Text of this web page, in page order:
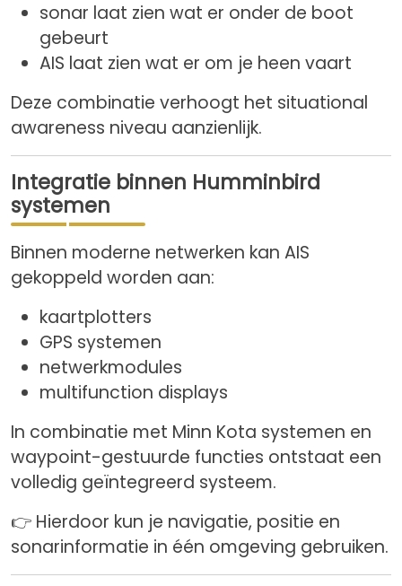
sonar laat zien wat er onder de boot
gebeurt
AIS laat zien wat er om je heen vaart
Deze combinatie verhoogt het situational
awareness niveau aanzienlijk.
Integratie binnen Humminbird
systemen
Binnen moderne netwerken kan AIS
gekoppeld worden aan:
kaartplotters
GPS systemen
netwerkmodules
multifunction displays
In combinatie met Minn Kota systemen en
waypoint-gestuurde functies ontstaat een
volledig geïntegreerd systeem.
👉 Hierdoor kun je navigatie, positie en
sonarinformatie in één omgeving gebruiken.